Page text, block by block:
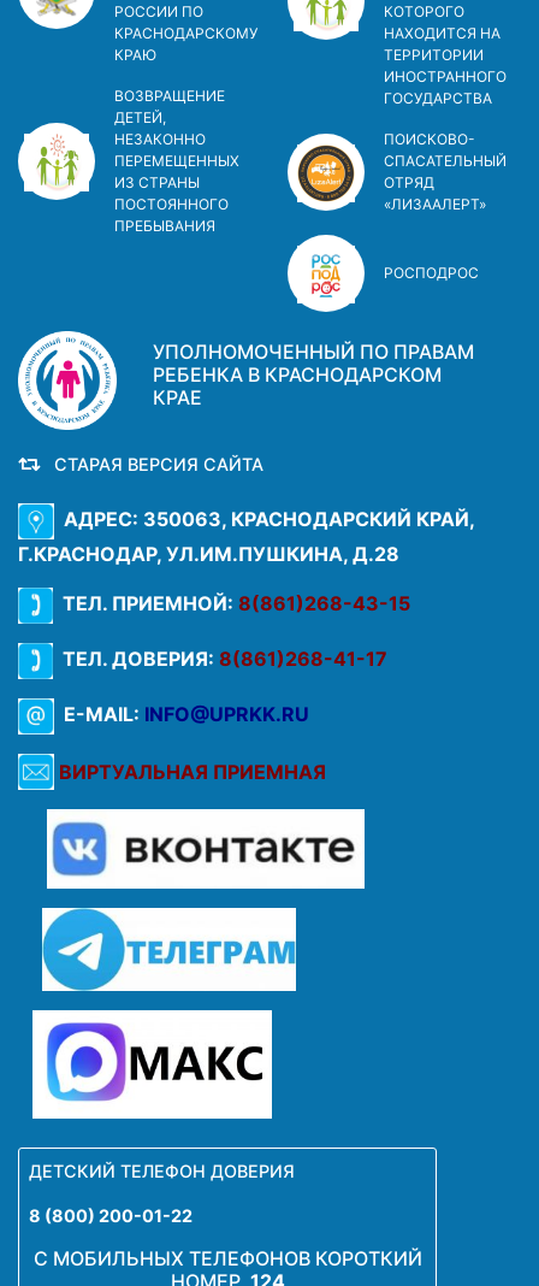
РОССИИ ПО
КРАСНОДАРСКОМУ
КРАЮ
ВОЗВРАЩЕНИЕ
ДЕТЕЙ,
НЕЗАКОННО
ПЕРЕМЕЩЕННЫХ
ИЗ СТРАНЫ
ПОСТОЯННОГО
ПРЕБЫВАНИЯ
КОТОРОГО
НАХОДИТСЯ НА
ТЕРРИТОРИИ
ИНОСТРАННОГО
ГОСУДАРСТВА
ПОИСКОВО-
СПАСАТЕЛЬНЫЙ
ОТРЯД
«ЛИЗААЛЕРТ»
РОСПОДРОС
УПОЛНОМОЧЕННЫЙ ПО ПРАВАМ
РЕБЕНКА В КРАСНОДАРСКОМ
КРАЕ
СТАРАЯ ВЕРСИЯ САЙТА
АДРЕС: 350063, КРАСНОДАРСКИЙ КРАЙ,
Г.КРАСНОДАР, УЛ.ИМ.ПУШКИНА, Д.28
ТЕЛ. ПРИЕМНОЙ: 8(861)268-43-15
ТЕЛ. ДОВЕРИЯ: 8(861)268-41-17
E-MAIL: INFO@UPRKK.RU
ВИРТУАЛЬНАЯ ПРИЕМНАЯ
ДЕТСКИЙ ТЕЛЕФОН ДОВЕРИЯ
8 (800) 200-01-22
С МОБИЛЬНЫХ ТЕЛЕФОНОВ КОРОТКИЙ
НОМЕР 124